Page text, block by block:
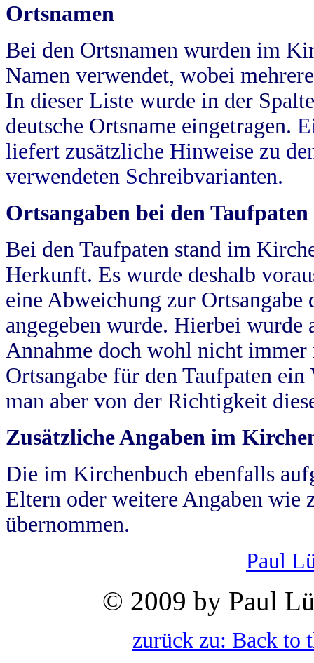
Ortsnamen
Bei den Ortsnamen wurden im
Namen verwendet, wobei
In dieser Liste wurde in der
deutsche Ortsname eingetragen.
liefert zusätzliche Hinweise zu
verwendeten Schreibvarianten.
Ortsangaben bei den Taufpaten
Bei den Taufpaten stand im
Herkunft. Es wurde deshalb
eine Abweichung zur
angegeben wurde. Hierbei wurde
Annahme doch wohl nicht
Ortsangabe für den Taufpaten
man aber von der Richtigkeit
Zusätzliche Angaben im
Die im Kirchenbuch ebenfalls
Eltern oder weitere Angaben wie
übernommen.
Paul
© 2009 by Paul
zurück zu: Back to